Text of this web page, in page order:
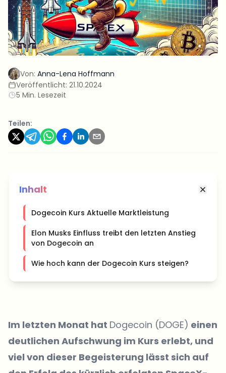
Von: Anna-Lena Hoffmann
Veröffentlicht: 21.10.2024
5 Min. Lesezeit
Teilen:
Inhalt
Dogecoin Kurs Aktuelle Marktleistung
Elon Musks Einfluss treibt den letzten Anstieg
von Dogecoin an
Wie hoch kann der Dogecoin Kurs steigen?
Im letzten Monat hat Dogecoin (DOGE) einen
deutlichen Aufschwung im Kurs erlebt, und
viel von dieser Begeisterung lässt sich auf